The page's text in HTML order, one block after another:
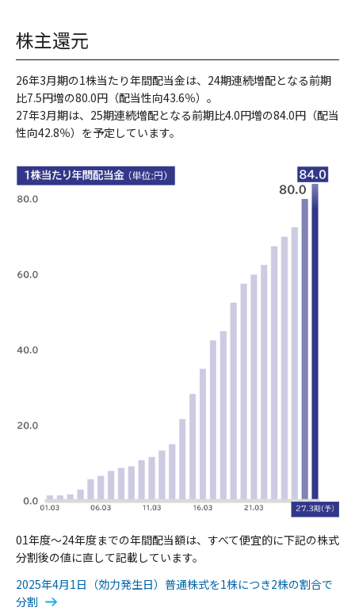
株主還元
26年3月期の1株当たり年間配当金は、24期連続増配となる前期
比7.5円増の80.0円（配当性向43.6％）。
27年3月期は、25期連続増配となる前期比4.0円増の84.0円（配当
性向42.8％）を予定しています。
01年度～24年度までの年間配当額は、すべて便宜的に下記の株式
分割後の値に直して記載しています。
2025年4月1日（効力発生日）普通株式を1株につき2株の割合で
分割